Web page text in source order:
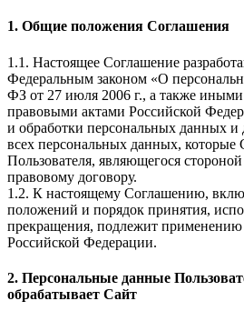
1. Общие положения Соглашения
1.1. Настоящее Соглашение
Федеральным законом «О
ФЗ от 27 июля 2006 г., а также
правовыми актами Российской
и обработки персональных данных и
всех персональных данных, которые
Пользователя, являющегося
правовому договору.
1.2. К настоящему Соглашению,
положений и порядок принятия,
прекращения, подлежит применению
Российской Федерации.
2. Персональные данные
обрабатывает Сайт